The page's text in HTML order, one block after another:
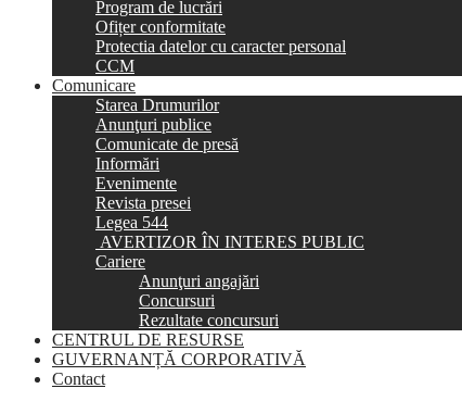
Program de lucrări
Ofițer conformitate
Protectia datelor cu caracter personal
CCM
Comunicare
Starea Drumurilor
Anunţuri publice
Comunicate de presă
Informări
Evenimente
Revista presei
Legea 544
AVERTIZOR ÎN INTERES PUBLIC
Cariere
Anunţuri angajări
Concursuri
Rezultate concursuri
CENTRUL DE RESURSE
GUVERNANȚĂ CORPORATIVĂ
Contact